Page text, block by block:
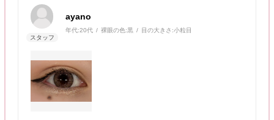
ayano
年代:20代 裸眼の色:黒 目の大きさ:小粒目